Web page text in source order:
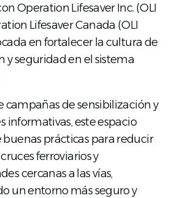
Operation Lifesaver Inc. (OLI
Lifesaver Canada (OLI
en fortalecer la cultura de
y seguridad en el sistema
campañas de sensibilización y
informativas, este espacio
prácticas para reducir
ferroviarios y
cercanas a las vías,
un entorno más seguro y